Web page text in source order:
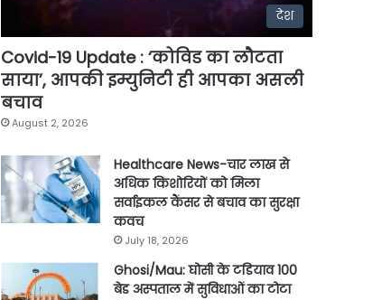
देश
Covid-19 Update : ‘कोविड का लौटता
साया’, आपकी इम्युनिटी ही आपका असली
बचाव
August 2, 2026
Healthcare News-चार लाख से
अधिक किशोरियों को मिला
सर्वाइकल कैंसर से बचाव का सुरक्षा
कवच
July 18, 2026
Ghosi/Mau: घोसी के टडियाव 100
बेड अस्पताल में सुविधाओं का टोटा